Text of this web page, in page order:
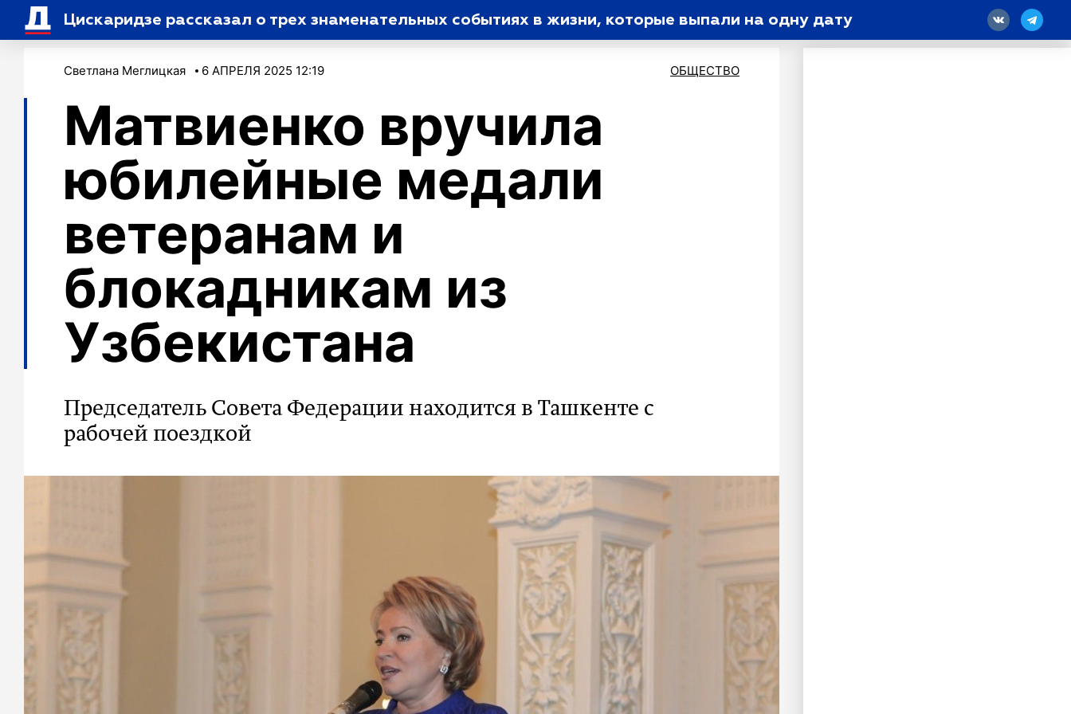
Цискаридзе рассказал о трех знаменательных событиях в жизни, которые выпали на одну дату
Светлана Меглицкая 6 АПРЕЛЯ 2025 12:19 ОБЩЕСТВО
Матвиенко вручила
юбилейные медали
ветеранам и
блокадникам из
Узбекистана
Председатель Совета Федерации находится в Ташкенте с
рабочей поездкой